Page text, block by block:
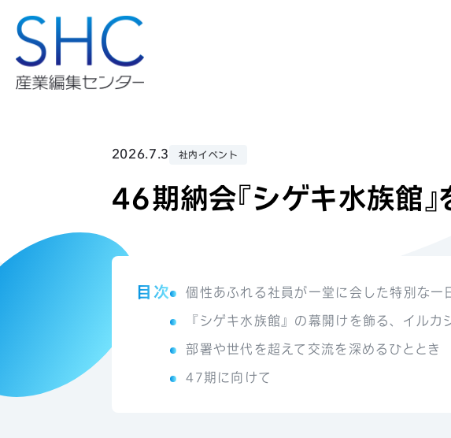
2026.7.3 社内イベント
46期納会『シゲキ水族館』
目次
個性あふれる社員が一堂に会した特別な一
『シゲキ水族館』の幕開けを飾る、イルカ
部署や世代を超えて交流を深めるひととき
47期に向けて